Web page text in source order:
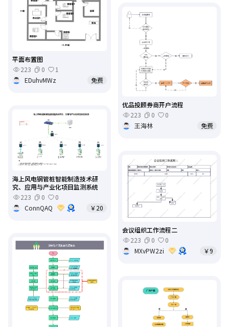
平面布置图
223
0
1
EDuhvMWz
免费
优品投顾券商开户流程
223
0
0
王海林
免费
海上风电钢管桩智能制造技术研
究、应用与产业化项目监测系统
223
0
0
ConnQAQ
￥20
会议组织工作流程二
223
0
0
MXvPW2zi
￥9